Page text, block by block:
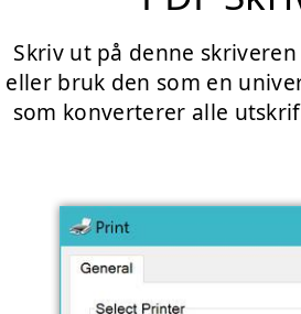
Skriv ut på denne
eller bruk den som en
som konverterer alle